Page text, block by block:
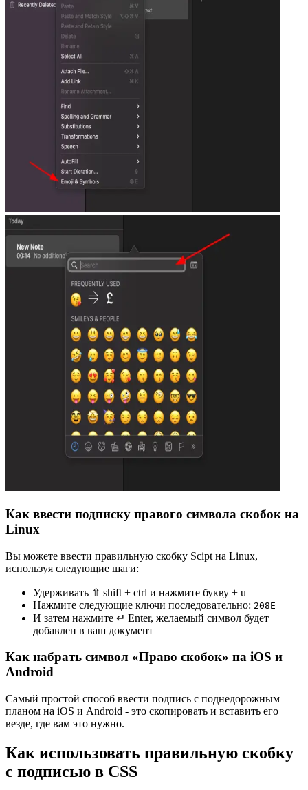
Как ввести подписку правого символа скобок на
Linux
Вы можете ввести правильную скобку Scipt на Linux,
используя следующие шаги:
Удерживать ⇧ shift + ctrl и нажмите букву + u
Нажмите следующие ключи последовательно: 208E
И затем нажмите ↵ Enter, желаемый символ будет
добавлен в ваш документ
Как набрать символ «Право скобок» на iOS и
Android
Самый простой способ ввести подпись с поднедорожным
планом на iOS и Android - это скопировать и вставить его
везде, где вам это нужно.
Как использовать правильную скобку
с подписью в CSS